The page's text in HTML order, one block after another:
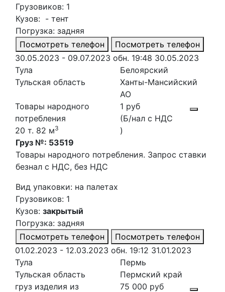
Грузовиков: 1
Кузов: - тент
Погрузка: задняя
Посмотреть телефон
Посмотреть телефон
30.05.2023 - 09.07.2023 обн. 19:48 30.05.2023
Тула
Тульская область
Белоярский
Ханты-Мансийский
АО
Товары народного
потребления
20 т. 82 м3
1 руб
(Б/нал с НДС
)
Груз №: 53519
Товары народного потребления. Запрос ставки
безнал с НДС, без НДС
Вид упаковки: на палетах
Грузовиков: 1
Кузов: закрытый
Погрузка: задняя
Посмотреть телефон
Посмотреть телефон
01.02.2023 - 12.03.2023 обн. 19:12 31.01.2023
Тула
Тульская область
Пермь
Пермский край
груз изделия из
75 000 руб